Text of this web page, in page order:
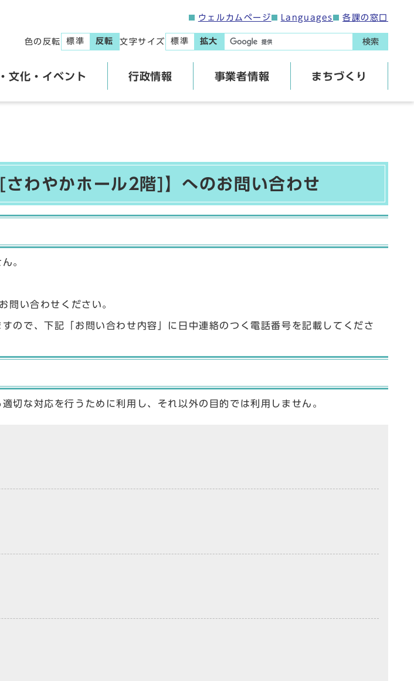
ウェルカムページ Languages 各課の窓口
色の反転 標準 反転 文字サイズ 標準 拡大 検索
文化・イベント 行政情報 事業者情報 まちづくり
わやかホール2階]】へのお問い合わせ
。
問い合わせください。
ので、下記「お問い合わせ内容」に日中連絡のつく電話番号を記載してくださ
切な対応を行うために利用し、それ以外の目的では利用しません。